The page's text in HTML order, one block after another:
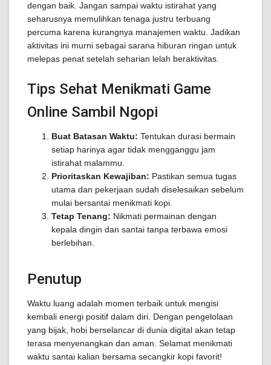
dengan baik. Jangan sampai waktu istirahat yang
seharusnya memulihkan tenaga justru terbuang
percuma karena kurangnya manajemen waktu. Jadikan
aktivitas ini murni sebagai sarana hiburan ringan untuk
melepas penat setelah seharian lelah beraktivitas.
Tips Sehat Menikmati Game
Online Sambil Ngopi
Buat Batasan Waktu: Tentukan durasi bermain
setiap harinya agar tidak mengganggu jam
istirahat malammu.
Prioritaskan Kewajiban: Pastikan semua tugas
utama dan pekerjaan sudah diselesaikan sebelum
mulai bersantai menikmati kopi.
Tetap Tenang: Nikmati permainan dengan
kepala dingin dan santai tanpa terbawa emosi
berlebihan.
Penutup
Waktu luang adalah momen terbaik untuk mengisi
kembali energi positif dalam diri. Dengan pengelolaan
yang bijak, hobi berselancar di dunia digital akan tetap
terasa menyenangkan dan aman. Selamat menikmati
waktu santai kalian bersama secangkir kopi favorit!